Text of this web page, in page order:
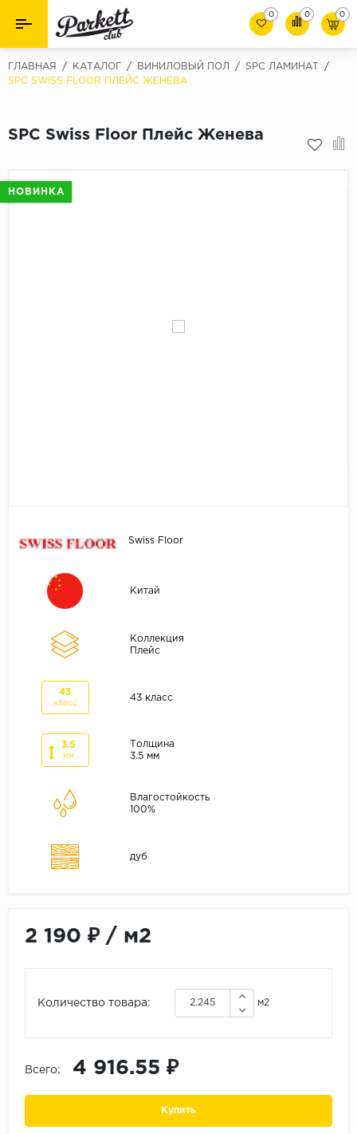
Назад Назад
Дуб
Паркет
Инженерная доска
0 0 0
ГЛАВНАЯ / КАТАЛОГ / ВИНИЛОВЫЙ ПОЛ / SPC ЛАМИНАТ
/
SPC SWISS FLOOR ПЛЕЙС ЖЕНЕВА
SPC Swiss Floor Плейс Женева
НОВИНКА
Swiss Floor
Китай
Коллекция
Плейс
43
класс
43 класс
3.5
мм
Толщина
3.5 мм
Влагостойкость
100%
дуб
2 190 ₽/ м2
Количество товара: м2
Всего: 4 916.55 ₽
Купить